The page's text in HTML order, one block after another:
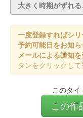
大きく時期がずれる
一度登録すればシ
予約可能日をお知ら
メールによる通知
タンをクリックして
このタ
この作